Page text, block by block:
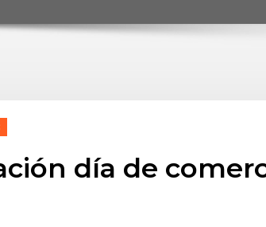
día de